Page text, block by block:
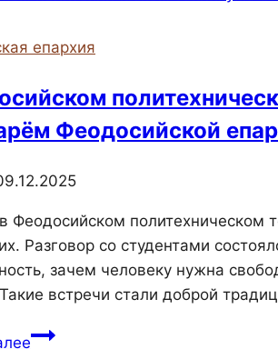
ценностях
и
епархия
Феодосийской
Феодосийском политехническом
Разговор со студентами
зачем человеку нужна
встречи стали доброй
В